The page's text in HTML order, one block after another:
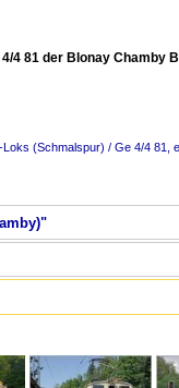
4 81 der Blonay Chamby
Loks (Schmalspur) / Ge 4/4 81,